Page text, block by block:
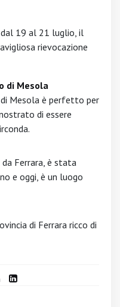
dal 19 al 21 luglio, il
rievocazione
di Mesola
Mesola è perfetto per
di essere
da Ferrara, è stata
e oggi, è un luogo
di Ferrara ricco di